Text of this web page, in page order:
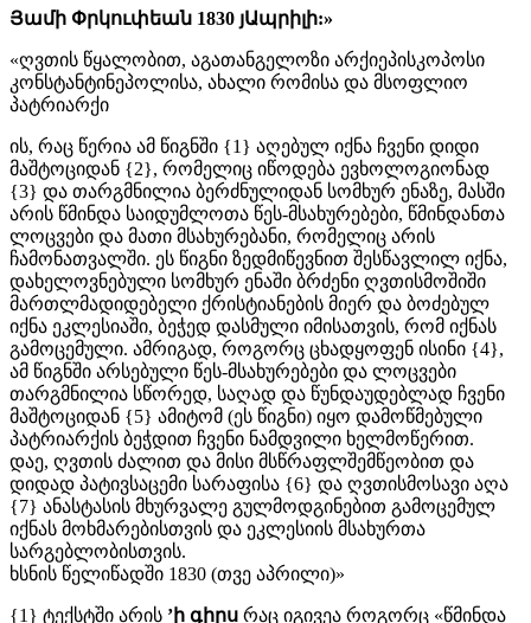
Յամի Փրկուփեան 1830 յԱպրիլի:»
«ღვთის წყალობით, აგათანგელოზი არქიეპისკოპოსი
კონსტანტინეპოლისა, ახალი რომისა და მსოფლიო
პატრიარქი
ის, რაც წერია ამ წიგნში {1} აღებულ იქნა ჩვენი დიდი
მაშტოციდან {2}, რომელიც იწოდება ევხოლოგიონად
{3} და თარგმნილია ბერძნულიდან სომხურ ენაზე, მასში
არის წმინდა საიდუმლოთა წეს-მსახურებები, წმინდანთა
ლოცვები და მათი მსახურებანი, რომელიც არის
ჩამონათვალში. ეს წიგნი ზედმიწევნით შესწავლილ იქნა,
დახელოვნებული სომხურ ენაში ბრძენი ღვთისმოშიში
მართლმადიდებელი ქრისტიანების მიერ და ბოძებულ
იქნა ეკლესიაში, ბეჭედ დასმული იმისათვის, რომ იქნას
გამოცემული. ამრიგად, როგორც ცხადყოფენ ისინი {4},
ამ წიგნში არსებული წეს-მსახურებები და ლოცვები
თარგმნილია სწორედ, საღად და წუნდაუდებლად ჩვენი
მაშტოციდან {5} ამიტომ (ეს წიგნი) იყო დამოწმებული
პატრიარქის ბეჭდით ჩვენი ნამდვილი ხელმოწერით.
დაე, ღვთის ძალით და მისი მსწრაფლშემწეობით და
დიდად პატივსაცემი სარაფისა {6} და ღვთისმოსავი აღა
{7} ანასტასის მხურვალე გულმოდგინებით გამოცემულ
იქნას მოხმარებისთვის და ეკლესიის მსახურთა
სარგებლობისთვის.
ხსნის წელიწადში 1830 (თვე აპრილი)»
{1} ტექსტში არის ’ի գիրս რაც იგივეა როგორც «წმინდა